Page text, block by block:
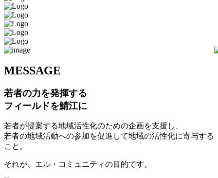
MESSAGE
若者の力を発揮する
フィールドを鯖江に
若者が提案する地域活性化のための企画を支援し、
若者の地域活動への参加を促進して地域の活性化に寄与する
こと。
それが、エル・コミュニティの目的です。